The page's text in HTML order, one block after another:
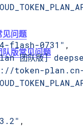
flash-0731" ,
团队版]
token-plan.cn-
,
问题
版常见问题